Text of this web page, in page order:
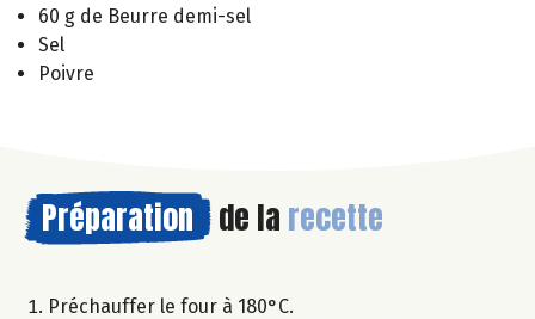
60 g de Beurre demi-sel
Sel
Poivre
Préparation de la recette
Préchauffer le four à 180°C.